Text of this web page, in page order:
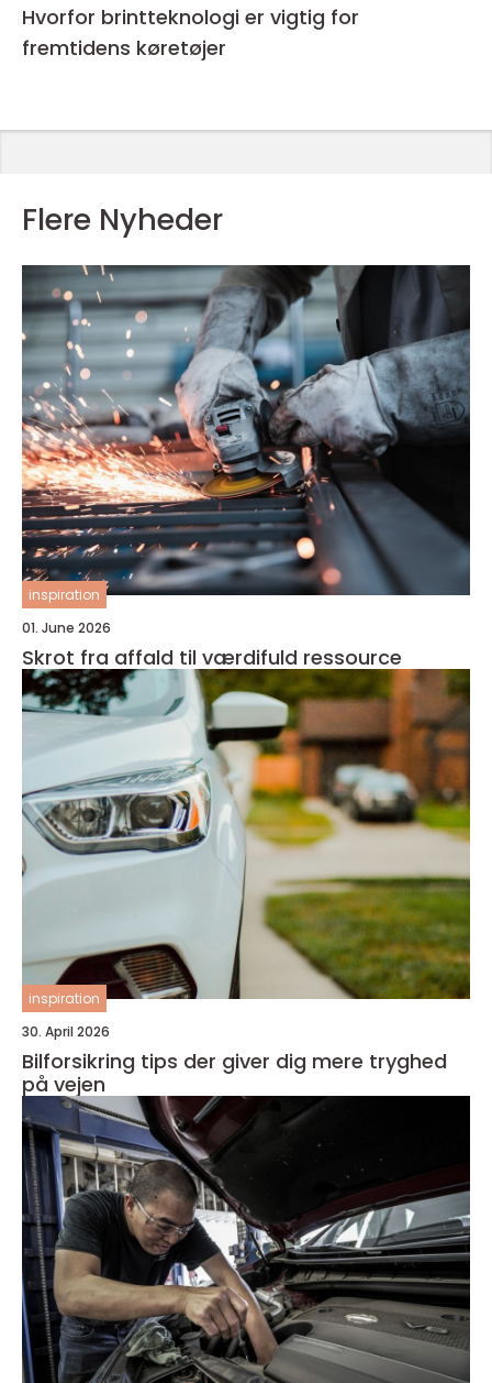
Hvorfor brintteknologi er vigtig for
fremtidens køretøjer
Flere Nyheder
inspiration
01. June 2026
Skrot fra affald til værdifuld ressource
inspiration
30. April 2026
Bilforsikring tips der giver dig mere tryghed
på vejen